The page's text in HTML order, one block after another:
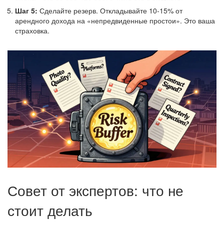
Шаг 5: Сделайте резерв. Откладывайте 10-15% от
арендного дохода на «непредвиденные простои». Это ваша
страховка.
Совет от экспертов: что не
стоит делать